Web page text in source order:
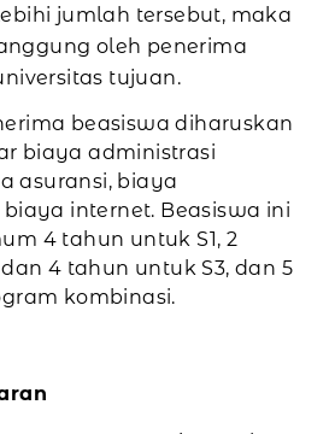
jumlah tersebut, maka
oleh penerima
tujuan.
beasiswa diharuskan
biaya administrasi
asuransi, biaya
internet. Beasiswa ini
4 tahun untuk S1, 2
4 tahun untuk S3, dan 5
kombinasi.